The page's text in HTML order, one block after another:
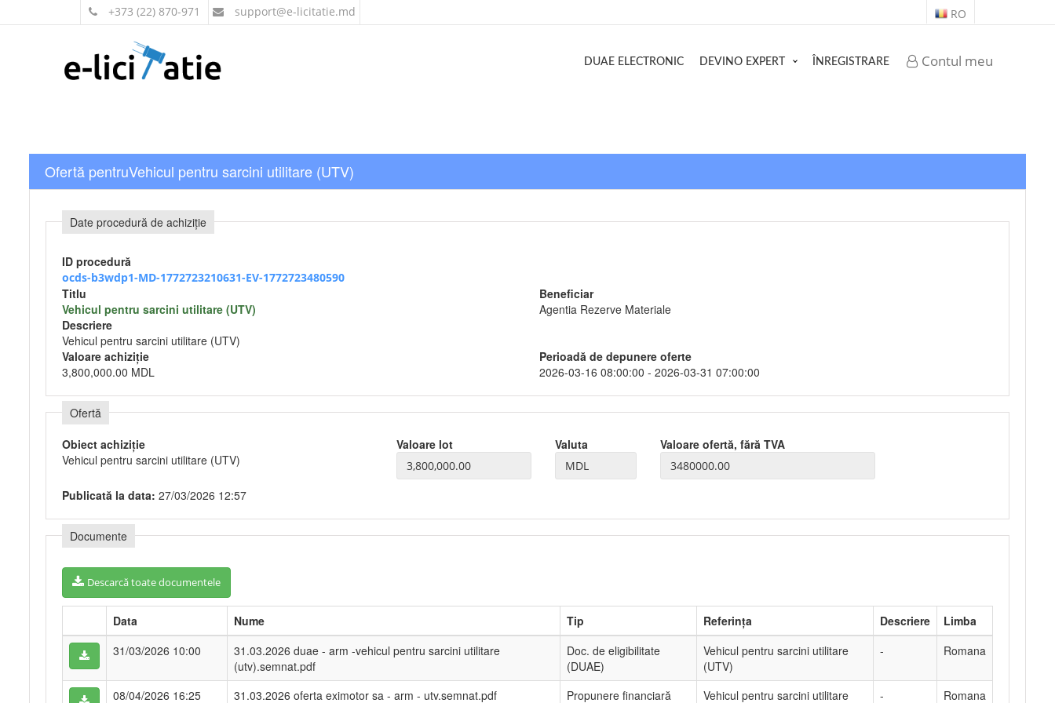
+373 (22) 870-971 support@e-licitatie.md RO
Contul meu
DUAE ELECTRONIC DEVINO EXPERT ÎNREGISTRARE
Ofertă pentruVehicul pentru sarcini utilitare (UTV)
Date procedură de achiziție
ID procedură
ocds-b3wdp1-MD-1772723210631-EV-1772723480590
Titlu
Vehicul pentru sarcini utilitare (UTV)
Beneficiar
Agentia Rezerve Materiale
Descriere
Vehicul pentru sarcini utilitare (UTV)
Valoare achiziție
3,800,000.00 MDL
Perioadă de depunere oferte
2026-03-16 08:00:00 - 2026-03-31 07:00:00
Ofertă
Obiect achiziție
Valoare lot Valuta
Valoare ofertă, fără TVA
Vehicul pentru sarcini utilitare (UTV)
Publicată la data: 27/03/2026 12:57
Documente
Descarcă toate documentele
Data Nume Tip Referința Descriere
Limba
31/03/2026 10:00
31.03.2026 duae - arm -vehicul pentru sarcini utilitare
(utv).semnat.pdf
Doc. de eligibilitate
(DUAE)
Vehicul pentru sarcini utilitare
(UTV)
- Romana
08/04/2026 16:25 31.03.2026 oferta eximotor sa - arm - utv.semnat.pdf Propunere financiară Vehicul pentru sarcini utilitare - Romana